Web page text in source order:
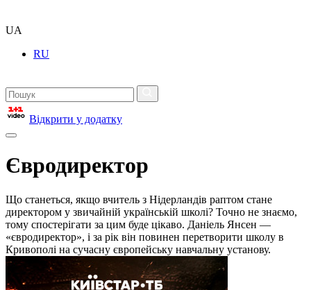
UA
RU
Відкрити у додатку
Євродиректор
Що станеться, якщо вчитель з Нідерландів раптом стане
директором у звичайній українській школі? Точно не знаємо,
тому спостерігати за цим буде цікаво. Даніель Янсен —
«євродиректор», і за рік він повинен перетворити школу в
Кривополі на сучасну європейську навчальну установу.